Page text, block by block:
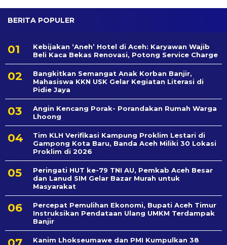
BERITA POPULER
Kebijakan ‘Aneh’ Hotel di Aceh: Karyawan Wajib
Beli Kaca Bekas Renovasi, Potong Service Charge
Bangkitkan Semangat Anak Korban Banjir,
Mahasiswa KKN USK Gelar Kegiatan Literasi di
Pidie Jaya
Angin Kencang Porak- Porandakan Rumah Warga
Lhoong
Tim KLH Verifikasi Kampung Proklim Lestari di
Gampong Kota Baru, Banda Aceh Miliki 30 Lokasi
Proklim di 2026
Peringati HUT ke-79 TNI AU, Pemkab Aceh Besar
dan Lanud SIM Gelar Bazar Murah untuk
Masyarakat
Percepat Pemulihan Ekonomi, Bupati Aceh Timur
Instruksikan Pendataan Ulang UMKM Terdampak
Banjir
Kanim Lhokseumawe dan PMI Kumpulkan 38